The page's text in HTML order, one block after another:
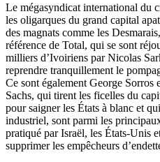
Le mégasyndicat international du
les oligarques du grand capital
des magnats comme les
référence de Total, qui se sont
milliers d’Ivoiriens par Nicolas
reprendre tranquillement le
Ce sont également George Sorros
Sachs, qui tirent les ficelles du
pour saigner les États à blanc et
industriel, sont parmi les
pratiqué par Israël, les États-Unis
supprimer les empêcheurs